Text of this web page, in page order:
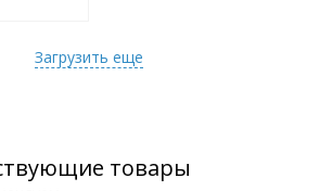
Загрузить еще
товары